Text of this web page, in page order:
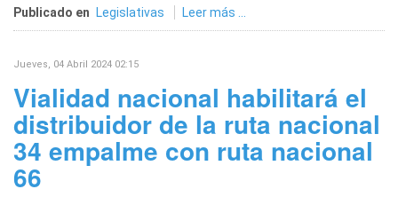
Publicado en Legislativas Leer más ...
Jueves, 04 Abril 2024 02:15
Vialidad nacional habilitará el
distribuidor de la ruta nacional
34 empalme con ruta nacional
66